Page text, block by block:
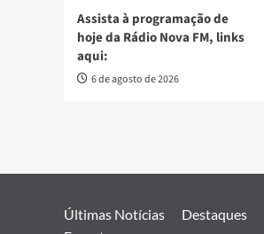
Assista à programação de
hoje da Rádio Nova FM, links
aqui:
6 de agosto de 2026
Últimas Notícias Destaques